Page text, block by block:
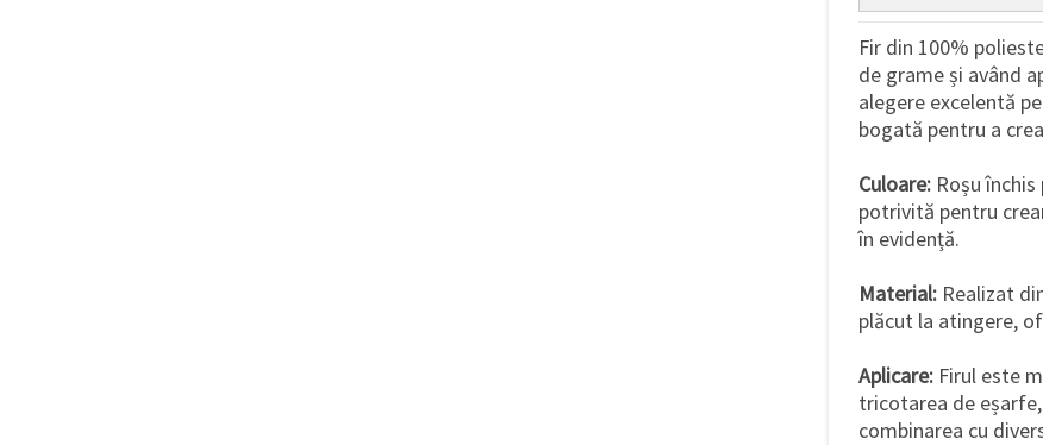
Fir din 100%
de grame și având
alegere excelentă
bogată pentru a
Culoare: Roșu
potrivită pentru
în evidență.
Material: Realizat
plăcut la atingere,
Aplicare: Firul este
tricotarea de
combinarea cu